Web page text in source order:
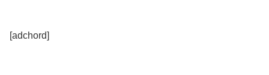
[adchord]